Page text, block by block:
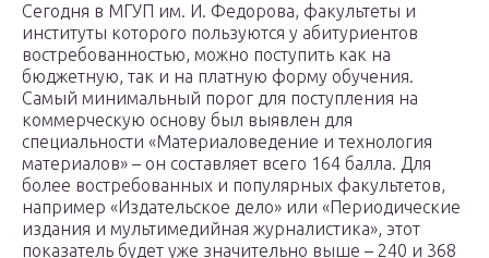
Сегодня в МГУП им. И. Федорова, факультеты и
институты которого пользуются у абитуриентов
востребованностью, можно поступить как на
бюджетную, так и на платную форму обучения.
Самый минимальный порог для поступления на
коммерческую основу был выявлен для
специальности «Материаловедение и технология
материалов» – он составляет всего 164 балла. Для
более востребованных и популярных факультетов,
например «Издательское дело» или «Периодические
издания и мультимедийная журналистика», этот
показатель будет уже значительно выше – 240 и 368